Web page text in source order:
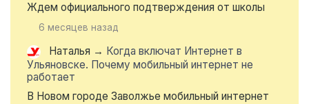
Ждем официального подтверждения от школы
6 месяцев назад
Наталья → Когда включат Интернет в
Ульяновске. Почему мобильный интернет не
работает
В Новом городе Заволжье мобильный интернет